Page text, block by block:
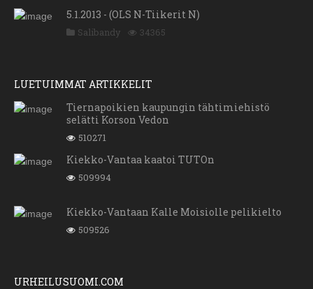
5.1.2013 - (OLS N-Tiikerit N)
Salibandy 34365
LUETUIMMAT ARTIKKELIT
Tiernapoikien kaupungin tähtimiehistö
selätti Korson Vedon
510271
Kiekko-Vantaa kaatoi TUTOn
509994
Kiekko-Vantaan Kalle Moisiolle pelikielto
509526
URHEILUSUOMI.COM